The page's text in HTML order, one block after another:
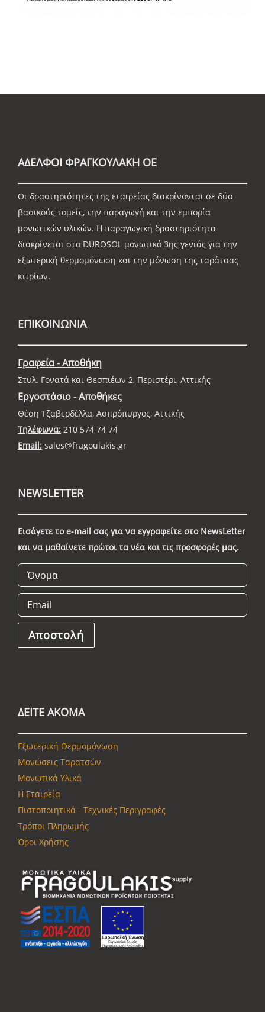
ΑΔΕΛΦΟΙ ΦΡΑΓΚΟΥΛΑΚΗ ΟΕ
Οι δραστηριότητες της εταιρείας διακρίνονται σε δύο
βασικούς τομείς, την παραγωγή και την εμπορία
μονωτικών υλικών. Η παραγωγική δραστηριότητα
διακρίνεται στο DUROSOL μονωτικό 3ης γενιάς για την
εξωτερική θερμομόνωση και την μόνωση της ταράτσας
κτιρίων.
ΕΠΙΚΟΙΝΩΝΙΑ
Γραφεία - Αποθήκη
Στυλ. Γονατά και Θεσπιέων 2, Περιστέρι, Αττικής
Εργοστάσιο - Αποθήκες
Θέση Τζαβερδέλλα, Ασπρόπυργος, Αττικής
Τηλέφωνα: 210 574 74 74
Email: sales@fragoulakis.gr
NEWSLETTER
Εισάγετε το e-mail σας για να εγγραφείτε στο NewsLetter
και να μαθαίνετε πρώτοι τα νέα και τις προσφορές μας.
ΔΕΙΤΕ ΑΚΟΜΑ
Εξωτερική Θερμομόνωση
Μονώσεις Ταρατσών
Μονωτικά Υλικά
Η Εταιρεία
Πιστοποιητικά - Τεχνικές Περιγραφές
Τρόποι Πληρωμής
Όροι Χρήσης